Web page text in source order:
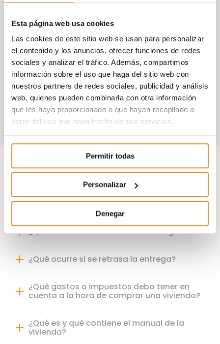
Esta página web usa cookies
Las cookies de este sitio web se usan para personalizar
el contenido y los anuncios, ofrecer funciones de redes
sociales y analizar el tráfico. Además, compartimos
información sobre el uso que haga del sitio web con
nuestros partners de redes sociales, publicidad y análisis
web, quienes pueden combinarla con otra información
que les haya proporcionado o que hayan recopilado a
partir del uso que haya hecho de sus servicios.
Permitir todas
Personalizar
Denegar
Todo Promociones Compra Certificados
¿Qué ocurre si se adelanta la entrega?
¿Qué ocurre si se retrasa la entrega?
¿Qué gastos o impuestos debo tener en
cuenta a la hora de comprar una vivienda?
¿Qué es y qué contiene el manual de la
vivienda?